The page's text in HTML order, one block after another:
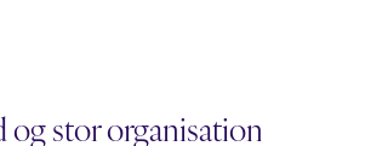
stor organisation